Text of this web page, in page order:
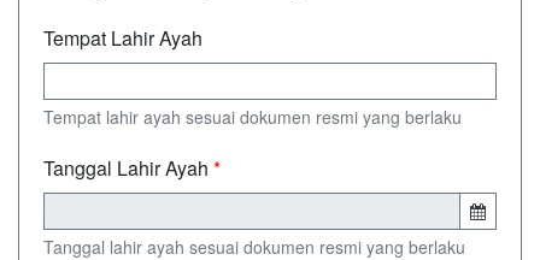
Tempat Lahir Ayah
Tempat lahir ayah sesuai dokumen resmi yang berlaku
Tanggal Lahir Ayah *
Tanggal lahir ayah sesuai dokumen resmi yang berlaku